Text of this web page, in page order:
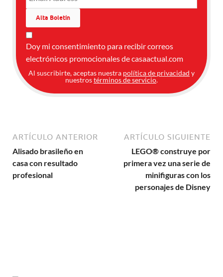
Doy mi consentimiento para recibir correos
electrónicos promocionales de casaactual.com
Al suscribirte, aceptas nuestra política de privacidad y
nuestrostérminos de servicio.
ARTÍCULO ANTERIOR
Alisado brasileño en
casa con resultado
profesional
ARTÍCULO SIGUIENTE
LEGO® construye por
primera vez una serie de
minifiguras con los
personajes de Disney